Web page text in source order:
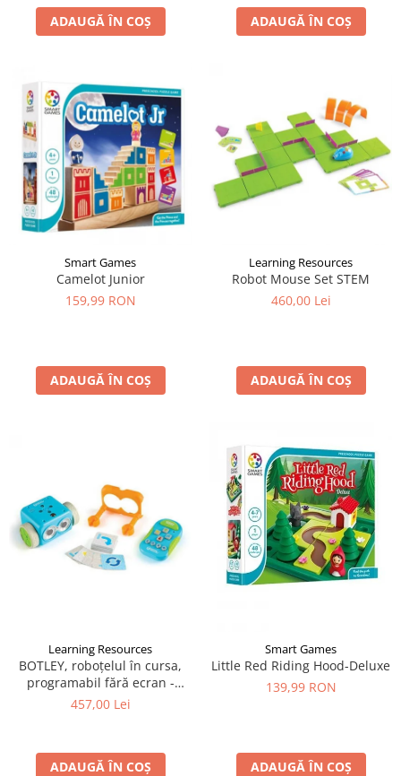
ADAUGĂ ÎN COȘ ADAUGĂ ÎN COȘ
Smart Games
Camelot Junior
159,99 RON
ADAUGĂ ÎN COȘ
Learning Resources
Robot Mouse Set STEM
460,00 Lei
ADAUGĂ ÎN COȘ
Learning Resources
BOTLEY, roboțelul în cursa,
programabil fără ecran -
Learning Resources
457,00 Lei
ADAUGĂ ÎN COȘ
Smart Games
Little Red Riding Hood-Deluxe
139,99 RON
ADAUGĂ ÎN COȘ